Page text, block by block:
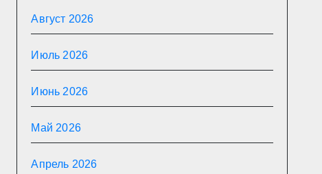
Август 2026
Июль 2026
Июнь 2026
Май 2026
Апрель 2026